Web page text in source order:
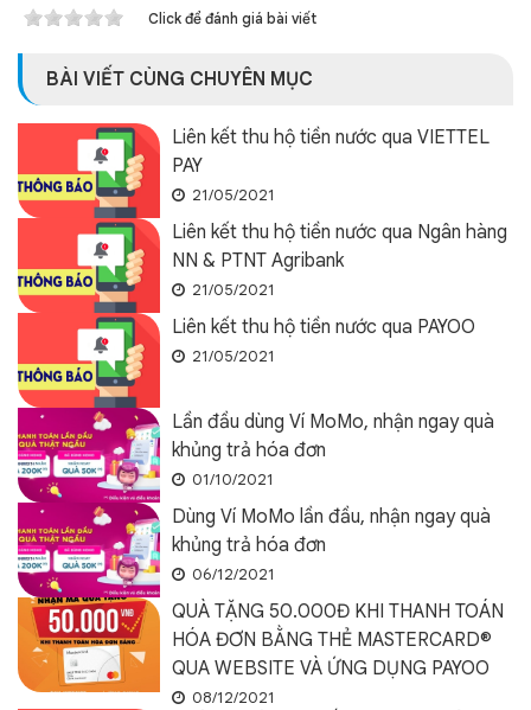
Click để đánh giá bài viết
BÀI VIẾT CÙNG CHUYÊN MỤC
Liên kết thu hộ tiền nước qua VIETTEL
PAY
21/05/2021
Liên kết thu hộ tiền nước qua Ngân hàng
NN & PTNT Agribank
21/05/2021
Liên kết thu hộ tiền nước qua PAYOO
21/05/2021
Lần đầu dùng Ví MoMo, nhận ngay quà
khủng trả hóa đơn
01/10/2021
Dùng Ví MoMo lần đầu, nhận ngay quà
khủng trả hóa đơn
06/12/2021
QUÀ TẶNG 50.000Đ KHI THANH TOÁN
HÓA ĐƠN BẰNG THẺ MASTERCARD®
QUA WEBSITE VÀ ỨNG DỤNG PAYOO
08/12/2021